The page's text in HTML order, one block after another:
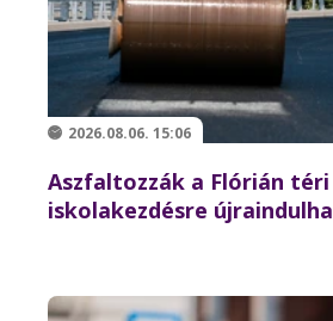
2026.08.06. 15:06
Aszfaltozzák a Flórián
iskolakezdésre